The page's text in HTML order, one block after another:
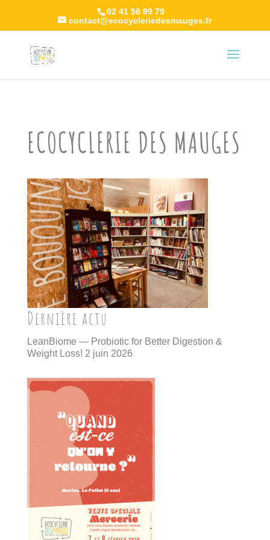
02 41 58 99 79
contact@ecocycleriedesmauges.fr
ECOCYCLERIE DES MAUGES
Dernière actu
LeanBiome — Probiotic for Better Digestion &
Weight Loss! 2 juin 2026